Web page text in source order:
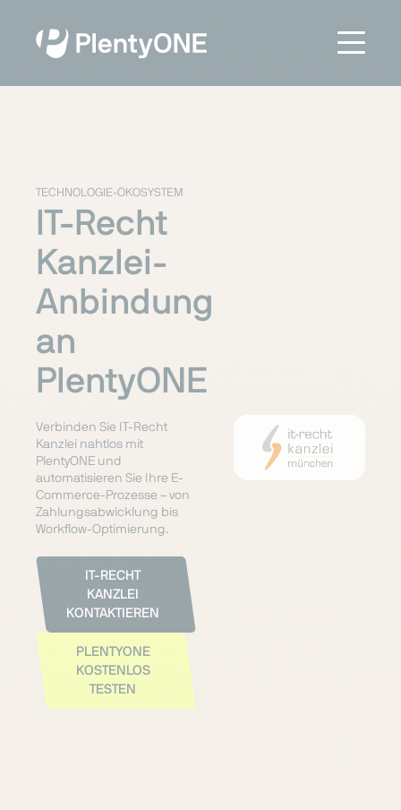
TECHNOLOGIE-ÖKOSYSTEM
IT-Recht
Kanzlei-
Anbindung
an
PlentyONE
Verbinden Sie IT-Recht
Kanzlei nahtlos mit
PlentyONE und
automatisieren Sie Ihre E-
Commerce-Prozesse – von
Zahlungsabwicklung bis
Workflow-Optimierung.
IT-RECHT
KANZLEI
KONTAKTIEREN
PLENTYONE
KOSTENLOS
TESTEN